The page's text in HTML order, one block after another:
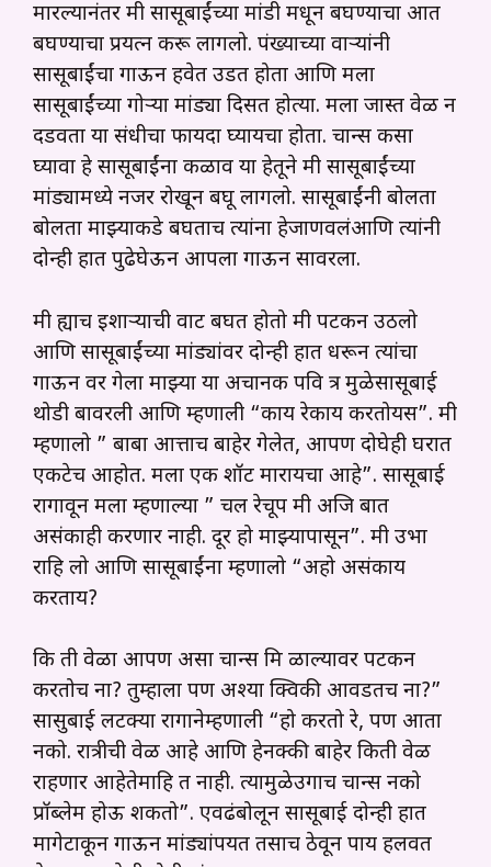
मारल्यानंतर मी सासूबाईंच्या मांडी मधून बघण्याचा आत
बघण्याचा प्रयत्न करू लागलो. पंख्याच्या वाऱ्यांनी
सासूबाईंचा गाऊन हवेत उडत होता आणि मला
सासूबाईंच्या गोऱ्या मांड्या दिसत होत्या. मला जास्त वेळ न
दडवता या संधीचा फायदा घ्यायचा होता. चान्स कसा
घ्यावा हे सासूबाईंना कळाव या हेतूने मी सासूबाईंच्या
मांड्यामध्ये नजर रोखून बघू लागलो. सासूबाईंनी बोलता
बोलता माझ्याकडे बघताच त्यांना हेजाणवलंआणि त्यांनी
दोन्ही हात पुढेघेऊन आपला गाऊन सावरला.
मी ह्याच इशाऱ्याची वाट बघत होतो मी पटकन उठलो
आणि सासूबाईंच्या मांड्यांवर दोन्ही हात धरून त्यांचा
गाऊन वर गेला माझ्या या अचानक पवि त्र मुळेसासूबाई
थोडी बावरली आणि म्हणाली “काय रेकाय करतोयस”. मी
म्हणालो ” बाबा आत्ताच बाहेर गेलेत, आपण दोघेही घरात
एकटेच आहोत. मला एक शॉट मारायचा आहे”. सासूबाई
रागावून मला म्हणाल्या ” चल रेचूप मी अजि बात
असंकाही करणार नाही. दूर हो माझ्यापासून”. मी उभा
राहि लो आणि सासूबाईंना म्हणालो “अहो असंकाय
करताय?
कि ती वेळा आपण असा चान्स मि ळाल्यावर पटकन
करतोच ना? तुम्हाला पण अश्या क्विकी आवडतच ना?”
सासुबाई लटक्या रागानेम्हणाली “हो करतो रे, पण आता
नको. रात्रीची वेळ आहे आणि हेनक्की बाहेर किती वेळ
राहणार आहेतेमाहि त नाही. त्यामुळेउगाच चान्स नको
प्रॉब्लेम होऊ शकतो”. एवढंबोलून सासूबाई दोन्ही हात
मागेटाकून गाऊन मांड्यांपर्यंत तसाच ठेवून पाय हलवत